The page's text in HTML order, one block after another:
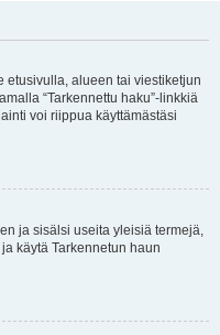
etusivulla, alueen tai viestiketjun
“Tarkennettu haku”-linkkiä
voi riippua käyttämästäsi
ja sisälsi useita yleisiä termejä,
käytä Tarkennetun haun